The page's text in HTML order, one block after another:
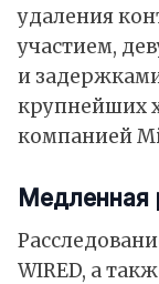
удаления
участием,
и
крупнейших
компанией
Медленная
WIRED, а